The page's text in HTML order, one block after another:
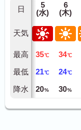
日
天気
最高
最低
降水
5
(水)
35℃
21℃
20%
6
(木)
34℃
24℃
30%